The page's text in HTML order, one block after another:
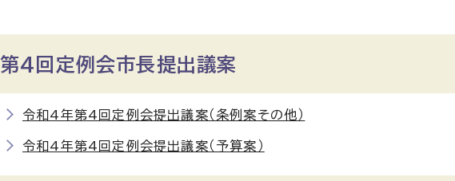
第4回定例会市長提出議案
令和4年第4回定例会提出議案（条例案その他）
令和4年第4回定例会提出議案（予算案）